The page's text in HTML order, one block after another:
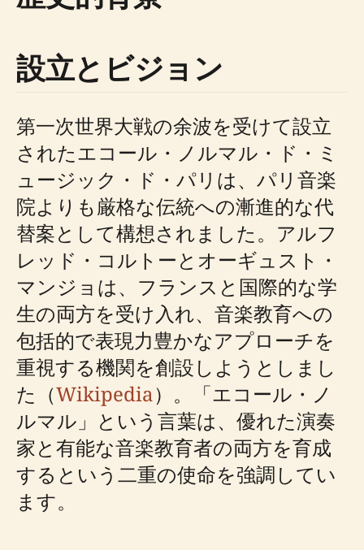
設立とビジョン
第一次世界大戦の余波を受けて設立
されたエコール・ノルマル・ド・ミ
ュージック・ド・パリは、パリ音楽
院よりも厳格な伝統への漸進的な代
替案として構想されました。アルフ
レッド・コルトーとオーギュスト・
マンジョは、フランスと国際的な学
生の両方を受け入れ、音楽教育への
包括的で表現力豊かなアプローチを
重視する機関を創設しようとしまし
た（Wikipedia）。「エコール・ノ
ルマル」という言葉は、優れた演奏
家と有能な音楽教育者の両方を育成
するという二重の使命を強調してい
ます。